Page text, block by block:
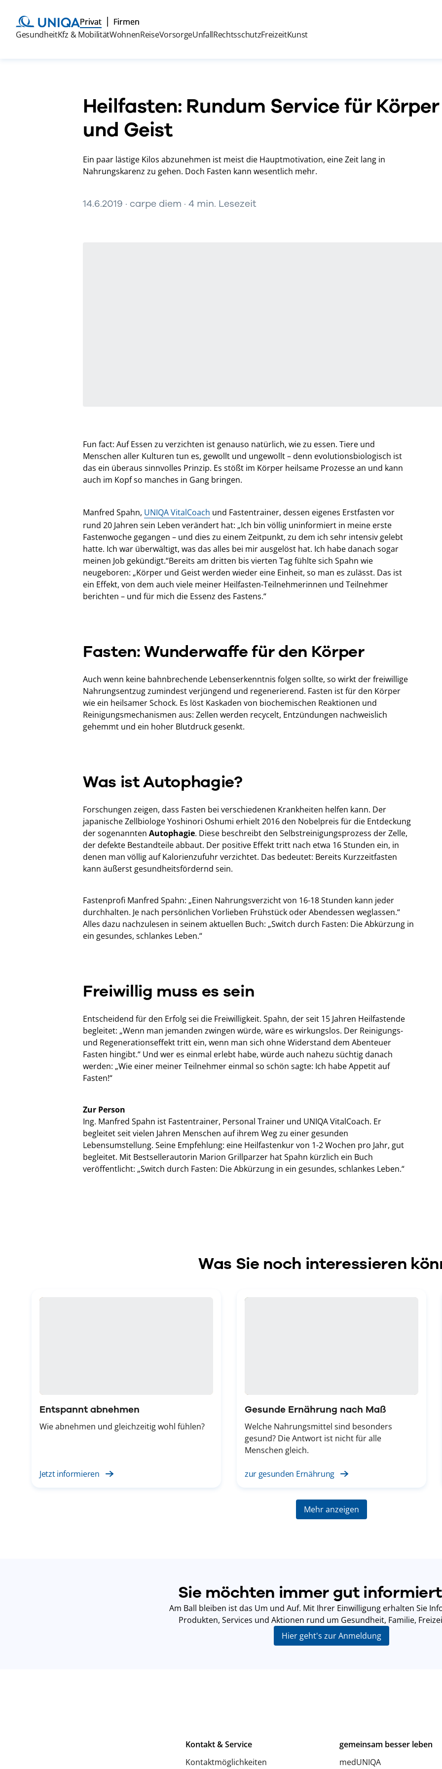
Privat
Firmen
GesundheitKfz & MobilitätWohnenReiseVorsorgeUnfallRechtsschutzFreizeitKunst
Heilfasten: Rundum Service für Körper
und Geist
Ein paar lästige Kilos abzunehmen ist meist die Hauptmotivation, eine Zeit lang in
Nahrungskarenz zu gehen. Doch Fasten kann wesentlich mehr.
14.6.2019 · carpe diem · 4 min. Lesezeit
Fun fact: Auf Essen zu verzichten ist genauso natürlich, wie zu essen. Tiere und
Menschen aller Kulturen tun es, gewollt und ungewollt – denn evolutionsbiologisch ist
das ein überaus sinnvolles Prinzip. Es stößt im Körper heilsame Prozesse an und kann
auch im Kopf so manches in Gang bringen.
Manfred Spahn, UNIQA VitalCoach und Fastentrainer, dessen eigenes Erstfasten vor
rund 20 Jahren sein Leben verändert hat: „Ich bin völlig uninformiert in meine erste
Fastenwoche gegangen – und dies zu einem Zeitpunkt, zu dem ich sehr intensiv gelebt
hatte. Ich war überwältigt, was das alles bei mir ausgelöst hat. Ich habe danach sogar
meinen Job gekündigt.“Bereits am dritten bis vierten Tag fühlte sich Spahn wie
neugeboren: „Körper und Geist werden wieder eine Einheit, so man es zulässt. Das ist
ein Effekt, von dem auch viele meiner Heilfasten-Teilnehmerinnen und Teilnehmer
berichten – und für mich die Essenz des Fastens.“
Fasten: Wunderwaffe für den Körper
Auch wenn keine bahnbrechende Lebenserkenntnis folgen sollte, so wirkt der freiwillige
Nahrungsentzug zumindest verjüngend und regenerierend. Fasten ist für den Körper
wie ein heilsamer Schock. Es löst Kaskaden von biochemischen Reaktionen und
Reinigungsmechanismen aus: Zellen werden recycelt, Entzündungen nachweislich
gehemmt und ein hoher Blutdruck gesenkt.
Was ist Autophagie?
Forschungen zeigen, dass Fasten bei verschiedenen Krankheiten helfen kann. Der
japanische Zellbiologe Yoshinori Oshumi erhielt 2016 den Nobelpreis für die Entdeckung
der sogenannten Autophagie. Diese beschreibt den Selbstreinigungsprozess der Zelle,
der defekte Bestandteile abbaut. Der positive Effekt tritt nach etwa 16 Stunden ein, in
denen man völlig auf Kalorienzufuhr verzichtet. Das bedeutet: Bereits Kurzzeitfasten
kann äußerst gesundheitsfördernd sein.
Fastenprofi Manfred Spahn: „Einen Nahrungsverzicht von 16-18 Stunden kann jeder
durchhalten. Je nach persönlichen Vorlieben Frühstück oder Abendessen weglassen.“
Alles dazu nachzulesen in seinem aktuellen Buch: „Switch durch Fasten: Die Abkürzung in
ein gesundes, schlankes Leben.“
Freiwillig muss es sein
Entscheidend für den Erfolg sei die Freiwilligkeit. Spahn, der seit 15 Jahren Heilfastende
begleitet: „Wenn man jemanden zwingen würde, wäre es wirkungslos. Der Reinigungs-
und Regenerationseffekt tritt ein, wenn man sich ohne Widerstand dem Abenteuer
Fasten hingibt.“ Und wer es einmal erlebt habe, würde auch nahezu süchtig danach
werden: „Wie einer meiner Teilnehmer einmal so schön sagte: Ich habe Appetit auf
Fasten!“
Zur Person
Ing. Manfred Spahn ist Fastentrainer, Personal Trainer und UNIQA VitalCoach. Er
begleitet seit vielen Jahren Menschen auf ihrem Weg zu einer gesunden
Lebensumstellung. Seine Empfehlung: eine Heilfastenkur von 1-2 Wochen pro Jahr, gut
begleitet. Mit Bestsellerautorin Marion Grillparzer hat Spahn kürzlich ein Buch
veröffentlicht: „Switch durch Fasten: Die Abkürzung in ein gesundes, schlankes Leben.“
Was Sie noch interessieren
Entspannt abnehmen
Wie abnehmen und gleichzeitig wohl fühlen?
Jetzt informieren
Gesunde Ernährung nach Maß
Welche Nahrungsmittel sind besonders
gesund? Die Antwort ist nicht für alle
Menschen gleich.
zur gesunden Ernährung
Mehr anzeigen
Sie möchten immer gut
Am Ball bleiben ist das Um und Auf. Mit Ihrer Einwilligung erhalten Sie
Produkten, Services und Aktionen rund um Gesundheit, Familie,
Hier geht's zur Anmeldung
Kontakt & Service
Kontaktmöglichkeiten
gemeinsam besser leben
medUNIQA